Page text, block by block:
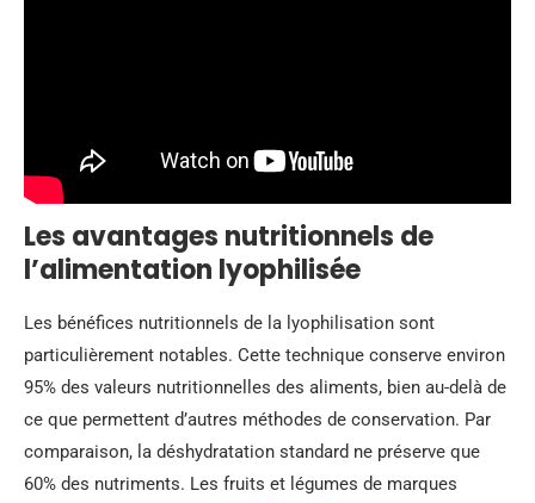
Les avantages nutritionnels de
l’alimentation lyophilisée
Les bénéfices nutritionnels de la lyophilisation sont
particulièrement notables. Cette technique conserve environ
95% des valeurs nutritionnelles des aliments, bien au-delà de
ce que permettent d’autres méthodes de conservation. Par
comparaison, la déshydratation standard ne préserve que
60% des nutriments. Les fruits et légumes de marques